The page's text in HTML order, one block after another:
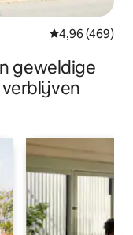
Gemiddelde
4,96 (469)
geweldige